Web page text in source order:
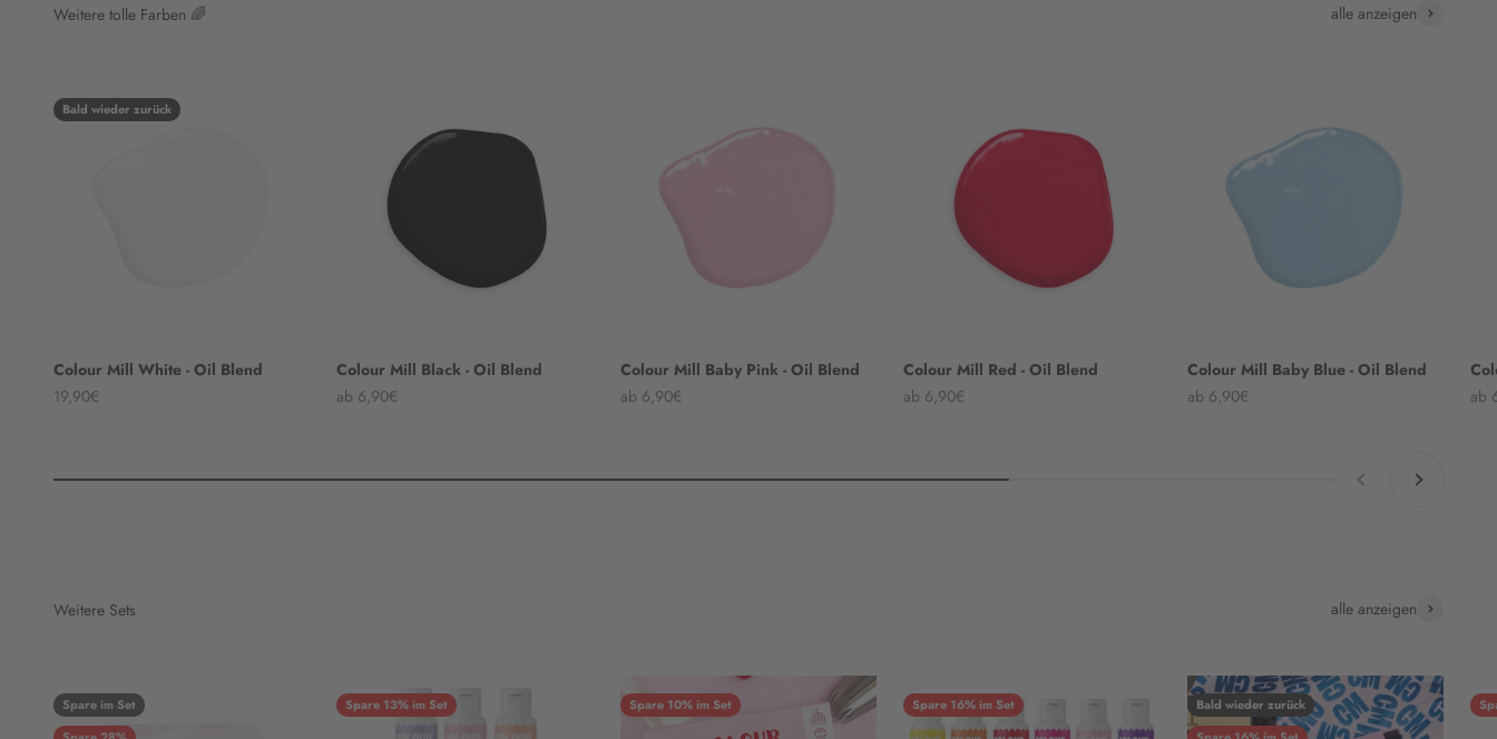
Weitere tolle Farben 🌈 alle anzeigen
Bald wieder zurück
Colour Mill White - Oil Blend
Angebot
19,90€
Colour Mill Black - Oil Blend
Angebot
ab 6,90€
Colour Mill Baby Pink - Oil Blend
Angebot
ab 6,90€
Colour Mill Red - Oil Blend
Angebot
ab 6,90€
Colour Mill Baby Blue - Oil Blend
Angebot
ab 6,90€ ab
Weitere Sets alle anzeigen
Spare im Set
Spare 13% im Set Spare 10% im Set Spare 16% im Set
Bald wieder zurück